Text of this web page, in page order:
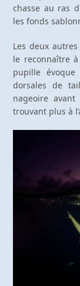
chasse au ras
les fonds
Les deux
le reconnaître
pupille
dorsales de
nageoire
trouvant plus à